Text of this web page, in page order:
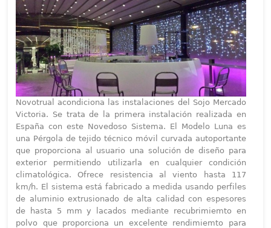
Novotrual acondiciona las instalaciones del Sojo Mercado
Victoria. Se trata de la primera instalación realizada en
España con este Novedoso Sistema. El Modelo Luna es
una Pérgola de tejido técnico móvil curvada autoportante
que proporciona al usuario una solución de diseño para
exterior permitiendo utilizarla en cualquier condición
climatológica. Ofrece resistencia al viento hasta 117
km/h. El sistema está fabricado a medida usando perfiles
de aluminio extrusionado de alta calidad con espesores
de hasta 5 mm y lacados mediante recubrimiemto en
polvo que proporciona un excelente rendimiemto para